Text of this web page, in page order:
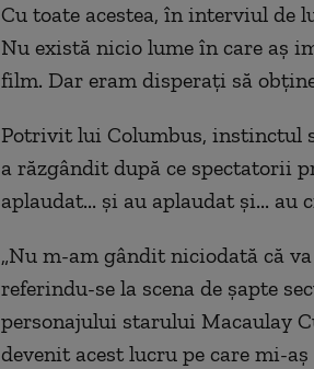
Cu toate acestea, în interviul de
Nu există nicio lume în care aș
film. Dar eram disperați să
Potrivit lui Columbus, instinctul
a răzgândit după ce spectatorii
aplaudat... și au aplaudat și... au
„Nu m-am gândit niciodată că
referindu-se la scena de șapte
personajului starului Macaulay
devenit acest lucru pe care mi-aș